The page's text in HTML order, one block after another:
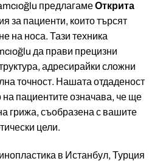
предлагамеОткрита
за пациенти, които търсят
на носа. Тази техника
да прави прецизни
адресирайки сложни
точност. Нашата отдаденост
на пациентите означава, че ще
грижа, съобразена с вашите
цели.
в Истанбул, Турция